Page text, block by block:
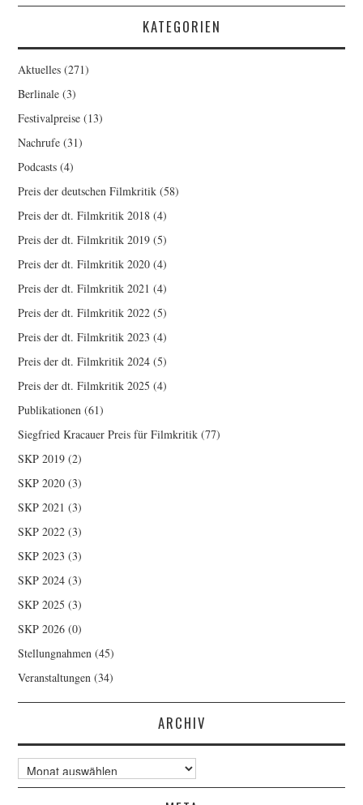
KATEGORIEN
Aktuelles (271)
Berlinale (3)
Festivalpreise (13)
Nachrufe (31)
Podcasts (4)
Preis der deutschen Filmkritik (58)
Preis der dt. Filmkritik 2018 (4)
Preis der dt. Filmkritik 2019 (5)
Preis der dt. Filmkritik 2020 (4)
Preis der dt. Filmkritik 2021 (4)
Preis der dt. Filmkritik 2022 (5)
Preis der dt. Filmkritik 2023 (4)
Preis der dt. Filmkritik 2024 (5)
Preis der dt. Filmkritik 2025 (4)
Publikationen (61)
Siegfried Kracauer Preis für Filmkritik (77)
SKP 2019 (2)
SKP 2020 (3)
SKP 2021 (3)
SKP 2022 (3)
SKP 2023 (3)
SKP 2024 (3)
SKP 2025 (3)
SKP 2026 (0)
Stellungnahmen (45)
Veranstaltungen (34)
ARCHIV
Archiv